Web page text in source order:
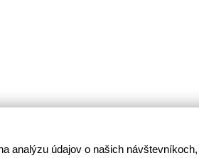
analýzu údajov o našich